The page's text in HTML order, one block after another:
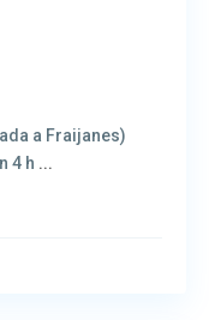
a Fraijanes)
4 h ...